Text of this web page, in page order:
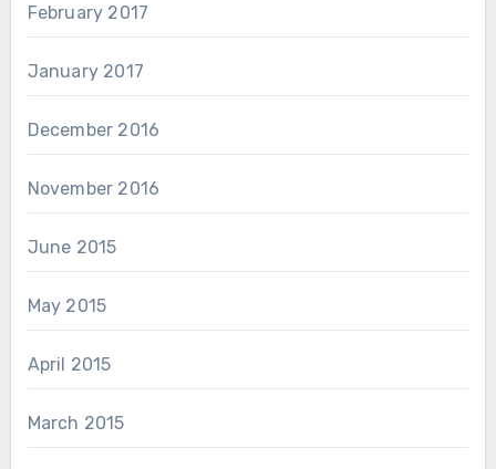
February 2017
January 2017
December 2016
November 2016
June 2015
May 2015
April 2015
March 2015